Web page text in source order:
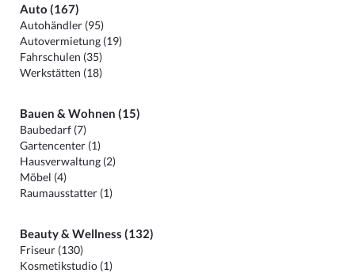
Auto (167)
Autohändler (95)
Autovermietung (19)
Fahrschulen (35)
Werkstätten (18)
Bauen & Wohnen (15)
Baubedarf (7)
Gartencenter (1)
Hausverwaltung (2)
Möbel (4)
Raumausstatter (1)
Beauty & Wellness (132)
Friseur (130)
Kosmetikstudio (1)